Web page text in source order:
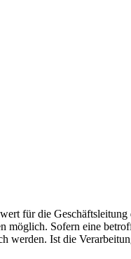
für die
Sofern eine
Ist die